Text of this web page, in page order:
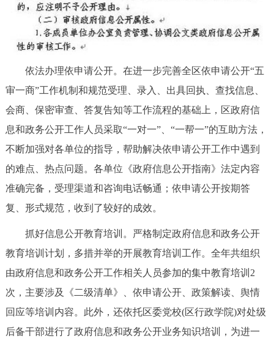
依法办理依申请公开。在进一步完善全区依申请公开“五
审一商”工作机制和规范受理、录入、出具回执、查找信息、
会商、保密审查、答复告知等工作流程的基础上，区政府信
息和政务公开工作人员采取“一对一”、“一帮一”的互助方法，
不断加强对各单位的指导，帮助解决依申请公开工作中遇到
的难点、热点问题。各单位《政府信息公开指南》法定内容
准确完备，受理渠道和咨询电话畅通；依申请公开按期答
复、形式规范，收到了较好的成效。
抓好信息公开教育培训。严格制定政府信息和政务公开
教育培训计划，多措并举的开展教育培训工作。全年共组织
由政府信息和政务公开工作相关人员参加的集中教育培训2
次，主要涉及《二级清单》、依申请公开、政策解读、舆情
回应等培训内容。此外，还依托区委党校(区行政学院)对处级
后备干部进行了政府信息和政务公开业务知识培训，为进一